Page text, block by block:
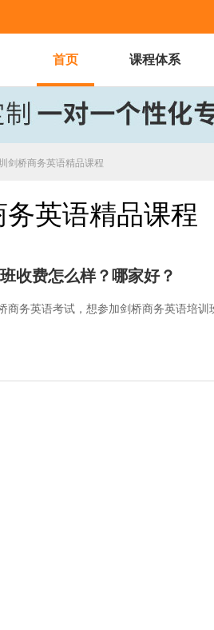
首页 课程体系
剑桥商务英语精品课程
英语精品课程
收费怎么样？哪家好？
商务英语考试，想参加剑桥商务英语培